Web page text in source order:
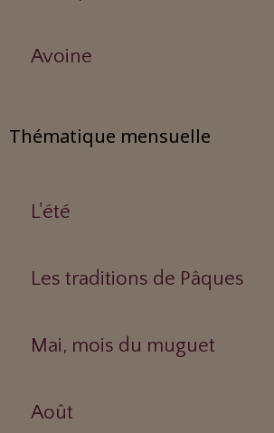
Avoine
Thématique mensuelle
L'été
Les traditions de Pâques
Mai, mois du muguet
Août